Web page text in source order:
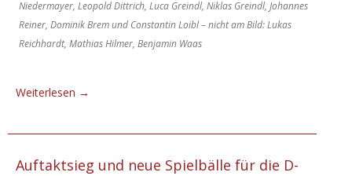
Niedermayer, Leopold Dittrich, Luca Greindl, Niklas Greindl, Johannes
Reiner, Dominik Brem und Constantin Loibl – nicht am Bild: Lukas
Reichhardt, Mathias Hilmer, Benjamin Waas
Weiterlesen →
Auftaktsieg und neue Spielbälle für die D-